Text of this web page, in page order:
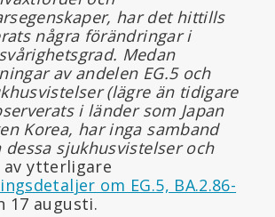
har det hittills
några förändringar i
Medan
av andelen EG.5 och
(lägre än tidigare
i länder som Japan
Korea, har inga samband
sjukhusvistelser och
av ytterligare
om EG.5, BA.2.86-
17 augusti.